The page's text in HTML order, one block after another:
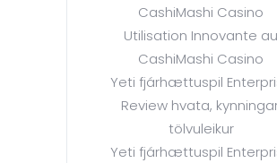
CashiMashi Casino
Utilisation Innovante au
CashiMashi Casino
Yeti fjárhættuspil
Review hvata,
tölvuleikur
Yeti fjárhættuspil